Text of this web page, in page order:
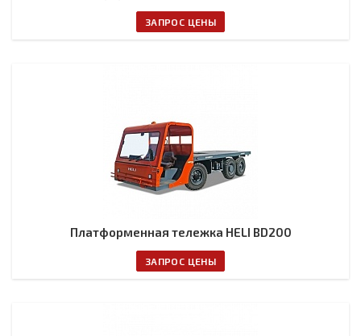
ЗАПРОС ЦЕНЫ
Платформенная тележка HELI BD200
ЗАПРОС ЦЕНЫ